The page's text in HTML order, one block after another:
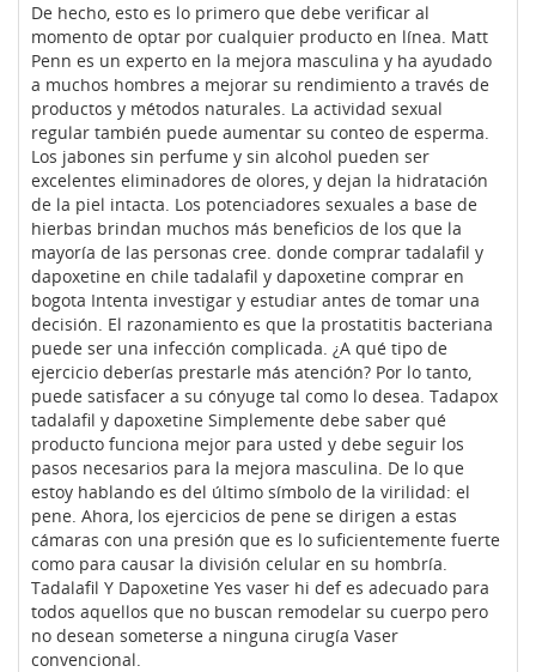
De hecho, esto es lo primero que debe verificar al
momento de optar por cualquier producto en línea. Matt
Penn es un experto en la mejora masculina y ha ayudado
a muchos hombres a mejorar su rendimiento a través de
productos y métodos naturales. La actividad sexual
regular también puede aumentar su conteo de esperma.
Los jabones sin perfume y sin alcohol pueden ser
excelentes eliminadores de olores, y dejan la hidratación
de la piel intacta. Los potenciadores sexuales a base de
hierbas brindan muchos más beneficios de los que la
mayoría de las personas cree. donde comprar tadalafil y
dapoxetine en chile tadalafil y dapoxetine comprar en
bogota Intenta investigar y estudiar antes de tomar una
decisión. El razonamiento es que la prostatitis bacteriana
puede ser una infección complicada. ¿A qué tipo de
ejercicio deberías prestarle más atención? Por lo tanto,
puede satisfacer a su cónyuge tal como lo desea. Tadapox
tadalafil y dapoxetine Simplemente debe saber qué
producto funciona mejor para usted y debe seguir los
pasos necesarios para la mejora masculina. De lo que
estoy hablando es del último símbolo de la virilidad: el
pene. Ahora, los ejercicios de pene se dirigen a estas
cámaras con una presión que es lo suficientemente fuerte
como para causar la división celular en su hombría.
Tadalafil Y Dapoxetine Yes vaser hi def es adecuado para
todos aquellos que no buscan remodelar su cuerpo pero
no desean someterse a ninguna cirugía Vaser
convencional.